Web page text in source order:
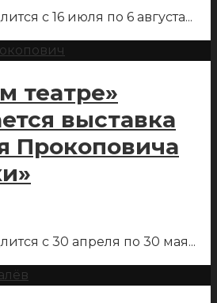
с 16 июля по 6 августа...
театре»
выставка
Прокоповича
с 30 апреля по 30 мая...